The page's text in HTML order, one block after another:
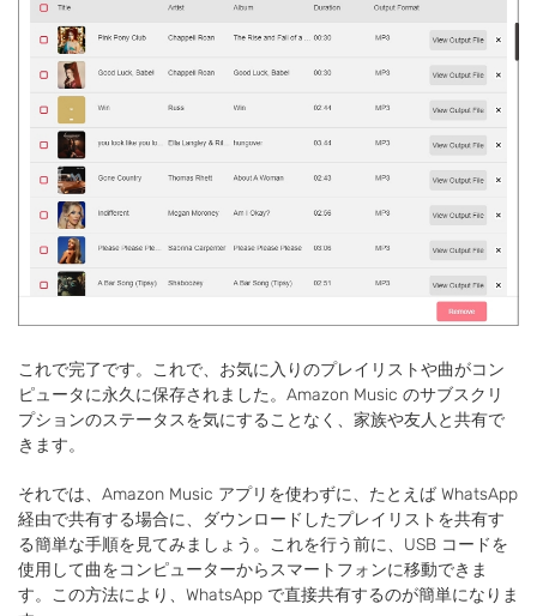
これで完了です。これで、お気に入りのプレイリストや曲がコン
ピュータに永久に保存されました。Amazon Music のサブスクリ
プションのステータスを気にすることなく、家族や友人と共有で
きます。
それでは、Amazon Music アプリを使わずに、たとえば WhatsApp
経由で共有する場合に、ダウンロードしたプレイリストを共有す
る簡単な手順を見てみましょう。これを行う前に、USB コードを
使用して曲をコンピューターからスマートフォンに移動できま
す。この方法により、WhatsApp で直接共有するのが簡単になりま